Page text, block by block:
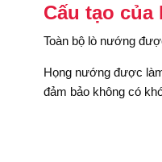
Cấu tạo
Toàn bộ lò nướng
Họng nướng được
đảm bảo không có